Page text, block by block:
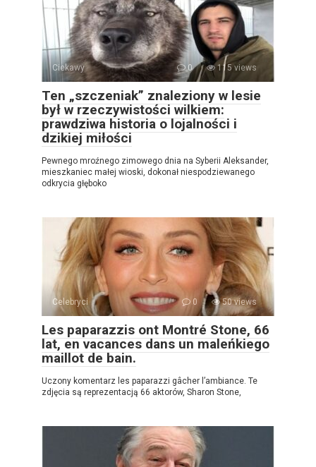
Ciekawy 0 115 views
Ten „szczeniak” znaleziony w lesie
był w rzeczywistości wilkiem:
prawdziwa historia o lojalności i
dzikiej miłości
Pewnego mroźnego zimowego dnia na Syberii Aleksander,
mieszkaniec małej wioski, dokonał niespodziewanego
odkrycia głęboko
Celebryci 0 50 views
Les paparazzis ont Montré Stone, 66
lat, en vacances dans un maleńkiego
maillot de bain.
Uczony komentarz les paparazzi gâcher l’ambiance. Te
zdjęcia są reprezentacją 66 aktorów, Sharon Stone,